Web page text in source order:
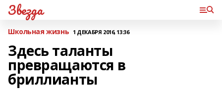
Звезда
Школьная жизнь 1 ДЕКАБРЯ 2016, 13:36
Здесь таланты
превращаются в
бриллианты